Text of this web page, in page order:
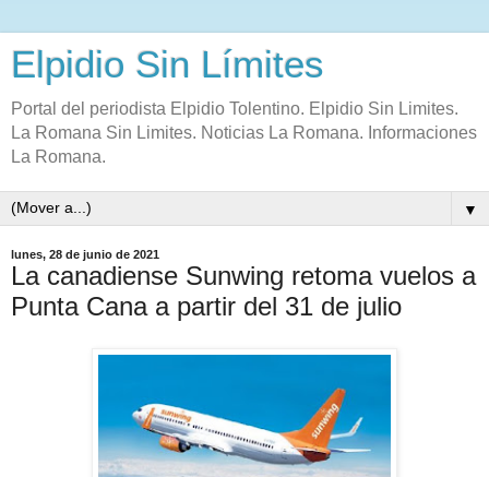
Elpidio Sin Límites
Portal del periodista Elpidio Tolentino. Elpidio Sin Limites.
La Romana Sin Limites. Noticias La Romana. Informaciones
La Romana.
▼
lunes, 28 de junio de 2021
La canadiense Sunwing retoma vuelos a
Punta Cana a partir del 31 de julio